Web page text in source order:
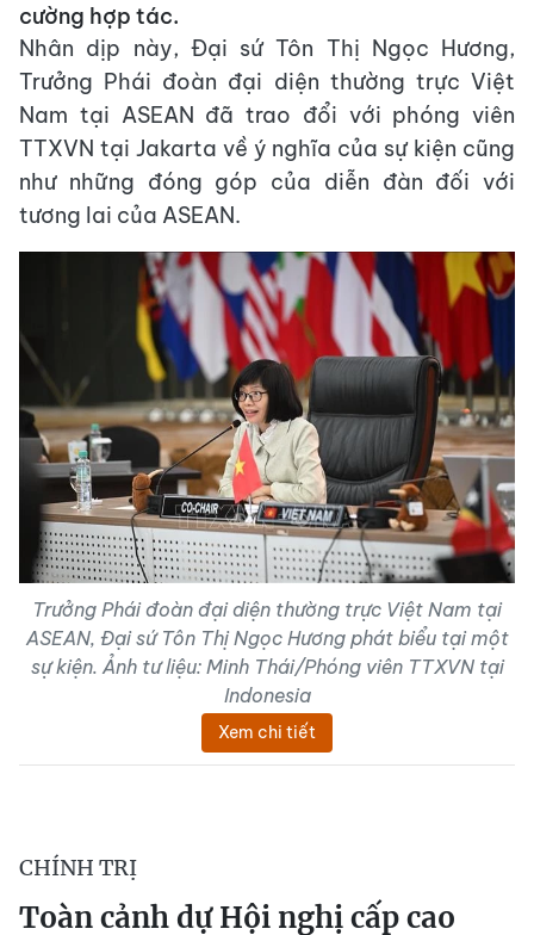
cường hợp tác.
Nhân dịp này, Đại sứ Tôn Thị Ngọc Hương,
Trưởng Phái đoàn đại diện thường trực Việt
Nam tại ASEAN đã trao đổi với phóng viên
TTXVN tại Jakarta về ý nghĩa của sự kiện cũng
như những đóng góp của diễn đàn đối với
tương lai của ASEAN.
Trưởng Phái đoàn đại diện thường trực Việt Nam tại
ASEAN, Đại sứ Tôn Thị Ngọc Hương phát biểu tại một
sự kiện. Ảnh tư liệu: Minh Thái/Phóng viên TTXVN tại
Indonesia
Xem chi tiết
CHÍNH TRỊ
Toàn cảnh dự Hội nghị cấp cao